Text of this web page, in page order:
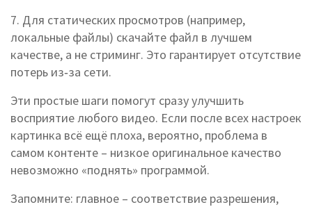
7. Для статических просмотров (например,
локальные файлы) скачайте файл в лучшем
качестве, а не стриминг. Это гарантирует отсутствие
потерь из‑за сети.
Эти простые шаги помогут сразу улучшить
восприятие любого видео. Если после всех настроек
картинка всё ещё плоха, вероятно, проблема в
самом контенте – низкое оригинальное качество
невозможно «поднять» программой.
Запомните: главное – соответствие разрешения,